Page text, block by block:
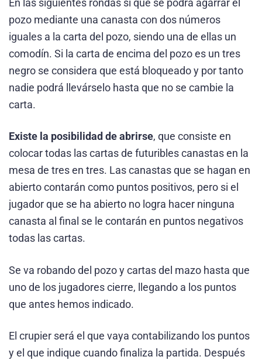
En las siguientes rondas si que se podrá agarrar el
pozo mediante una canasta con dos números
iguales a la carta del pozo, siendo una de ellas un
comodín. Si la carta de encima del pozo es un tres
negro se considera que está bloqueado y por tanto
nadie podrá llevárselo hasta que no se cambie la
carta.
Existe la posibilidad de abrirse, que consiste en
colocar todas las cartas de futuribles canastas en la
mesa de tres en tres. Las canastas que se hagan en
abierto contarán como puntos positivos, pero si el
jugador que se ha abierto no logra hacer ninguna
canasta al final se le contarán en puntos negativos
todas las cartas.
Se va robando del pozo y cartas del mazo hasta que
uno de los jugadores cierre, llegando a los puntos
que antes hemos indicado.
El crupier será el que vaya contabilizando los puntos
y el que indique cuando finaliza la partida. Después